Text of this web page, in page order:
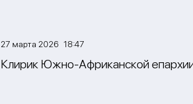
27 марта 2026 18:47
Клирик Южно-Африканской